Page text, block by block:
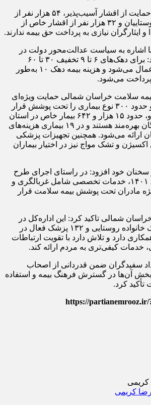
وی افزود: در راستای حمایت از اقشار آسیب‌پذیر، ۵۴ هزار نفر از
بیمه‌شدگان صندوق روستاییان و ۳۲ هزار نفر از اقشار خاص از
ایثارگران نیازی به پرداخت حق بیمه ندارند.
اشاره به سیاست عدالت‌محور دولت در
حوزه سلامت بیان کرد: برای دهک‌های ۶ تا ۹ تخفیف ۳۰ تا ۶۰
درصدی در حق بیمه اعمال می‌شود و هزینه بیمه دهک ۱۰ به‌طور
می‌شود.
بیمه سلامت خراسان شمالی حمایت ویژه‌ای
از بیماران خاص دارد و حدود ۳۰۰ نوع بیماری را تحت پوشش قرار
داده است. به گفته‌ی او، حدود ۱۵ هزار و ۶۴۲ بیمار خاص در استان
از خدمات درمانی رایگان بهره‌مند هستند و در ۱۹ بیماری هزینه‌های
ارائه می‌شود. همچنین تجهیزات پزشکی
و تشک مواج نیز در اختیار بیماران
خود افزود: در راستای اجرای طرح
جوانی جمعیت از سال ۱۴۰۱، خدمات تخصصی شامل غربالگری و
مادران تحت پوشش بیمه سلامت قرار
شمالی تاکید کرد: این اداره‌کل در
حال حاضر با ۵۱ پزشک خانواده روستایی و ۱۳۲ پزشک فعال در
دارد و تلاش دارد با تقویت ارتباطات
خدمات کیفی‌تری به مردم ارائه کند.
سفیدگران ضمن قدردانی از اصحاب
آن‌ها در گسترش فرهنگ بیمه و استفاده
تأکید کرد.
https://partianemrooz.ir/
کریمی
رضا کریمی